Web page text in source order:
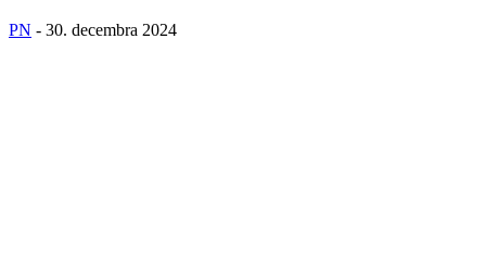
PN - 30. decembra 2024